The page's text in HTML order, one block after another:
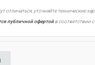
отличаться, уточняйте технические
публичной офертойв соответствии